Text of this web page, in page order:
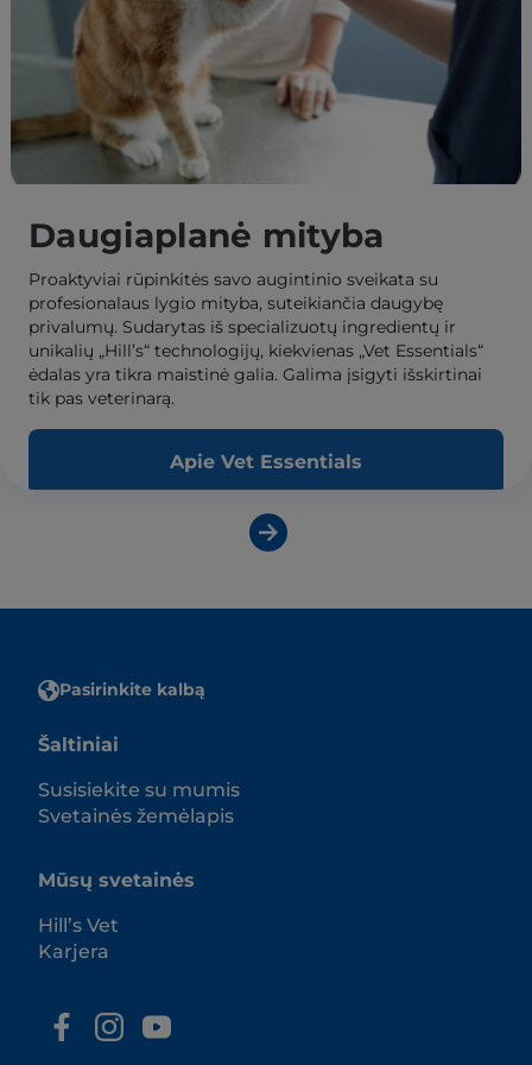
Daugiaplanė mityba
Proaktyviai rūpinkitės savo augintinio sveikata su
profesionalaus lygio mityba, suteikiančia daugybę
privalumų. Sudarytas iš specializuotų ingredientų ir
unikalių „Hill’s“ technologijų, kiekvienas „Vet Essentials“
ėdalas yra tikra maistinė galia. Galima įsigyti išskirtinai
tik pas veterinarą.
Apie Vet Essentials
Pasirinkite kalbą
Šaltiniai
Susisiekite su mumis
Svetainės žemėlapis
Mūsų svetainės
Hill’s Vet
Karjera